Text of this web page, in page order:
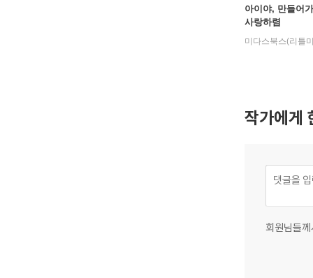
아이야, 만들어
사랑하렴
미다스북스(리틀
작가에게
회원님들